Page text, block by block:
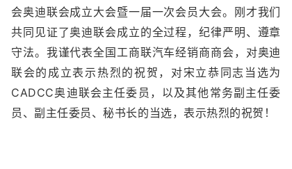
会奥迪联会成立大会暨一届一次会员大会。刚才我们
共同见证了奥迪联会成立的全过程，纪律严明、遵章
守法。我谨代表全国工商联汽车经销商商会，对奥迪
联会的成立表示热烈的祝贺，对宋立恭同志当选为
CADCC奥迪联会主任委员，以及其他常务副主任委
员、副主任委员、秘书长的当选，表示热烈的祝贺！